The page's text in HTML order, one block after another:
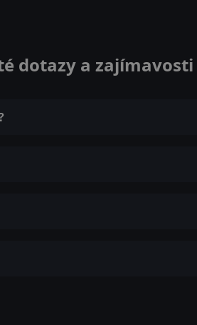
dotazy a zajímavosti